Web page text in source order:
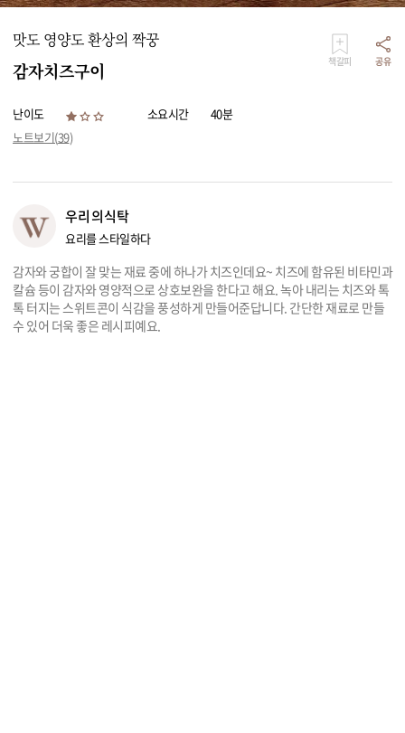
맛도 영양도 환상의 짝꿍
감자치즈구이 책갈피 공유
난이도 소요시간
40분
노트보기(39)
우리의식탁
요리를 스타일하다
감자와 궁합이 잘 맞는 재료 중에 하나가 치즈인데요~ 치즈에 함유된 비타민과
칼슘 등이 감자와 영양적으로 상호보완을 한다고 해요. 녹아 내리는 치즈와 톡
톡 터지는 스위트콘이 식감을 풍성하게 만들어준답니다. 간단한 재료로 만들
수 있어 더욱 좋은 레시피예요.